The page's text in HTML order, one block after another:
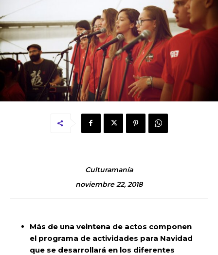
Culturamanía
noviembre 22, 2018
Más de una veintena de actos componen
el programa de actividades para Navidad
que se desarrollará en los diferentes